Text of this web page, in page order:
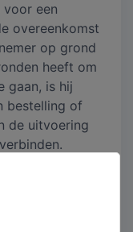
een
overeenkomst
op grond
heeft om
gaan, is hij
bestelling of
de uitvoering
de volgende
wijze
op een